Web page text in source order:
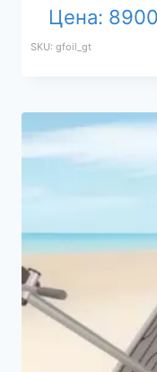
Цена:
SKU: gfoil_gt